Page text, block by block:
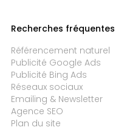
Recherches fréquentes
Référencement naturel
Publicité Google Ads
Publicité Bing Ads
Réseaux sociaux
Emailing & Newsletter
Agence SEO
Plan du site